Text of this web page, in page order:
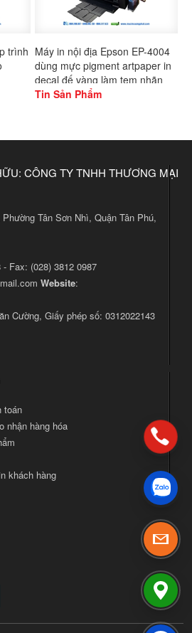
trình Máy in nội địa Epson EP-4004
dùng mực pigment artpaper in
decal đế vàng làm tem nhãn
Tin Sản Phẩm
CÔNG TY TNHH THƯƠNG MẠI
Tân Sơn Nhì, Quận Tân Phú,
- Fax: (028) 3812 0987
Website:
Cường, Giấy phép số: 0312022143
toán
nhận hàng hóa
khách hàng